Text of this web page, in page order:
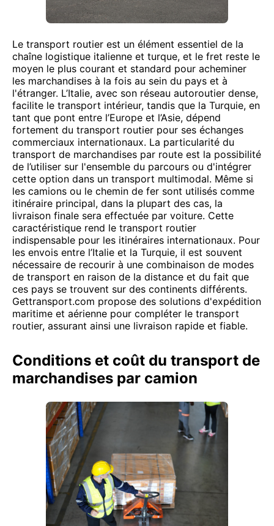
Le transport routier est un élément essentiel de la
chaîne logistique italienne et turque, et le fret reste le
moyen le plus courant et standard pour acheminer
les marchandises à la fois au sein du pays et à
l'étranger. L’Italie, avec son réseau autoroutier dense,
facilite le transport intérieur, tandis que la Turquie, en
tant que pont entre l’Europe et l’Asie, dépend
fortement du transport routier pour ses échanges
commerciaux internationaux. La particularité du
transport de marchandises par route est la possibilité
de l’utiliser sur l'ensemble du parcours ou d'intégrer
cette option dans un transport multimodal. Même si
les camions ou le chemin de fer sont utilisés comme
itinéraire principal, dans la plupart des cas, la
livraison finale sera effectuée par voiture. Cette
caractéristique rend le transport routier
indispensable pour les itinéraires internationaux. Pour
les envois entre l’Italie et la Turquie, il est souvent
nécessaire de recourir à une combinaison de modes
de transport en raison de la distance et du fait que
ces pays se trouvent sur des continents différents.
Gettransport.com propose des solutions d'expédition
maritime et aérienne pour compléter le transport
routier, assurant ainsi une livraison rapide et fiable.
Conditions et coût du transport de
marchandises par camion